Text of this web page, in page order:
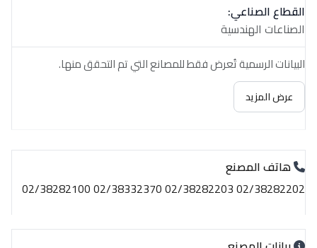
القطاع الصناعي:
الصناعات الهندسية
البيانات الرسمية تُعرض فقط للمصانع التي تم التحقق منها.
عرض المزيد
هاتف المصنع
02/38282202 02/38282203 02/38332370 02/38282100